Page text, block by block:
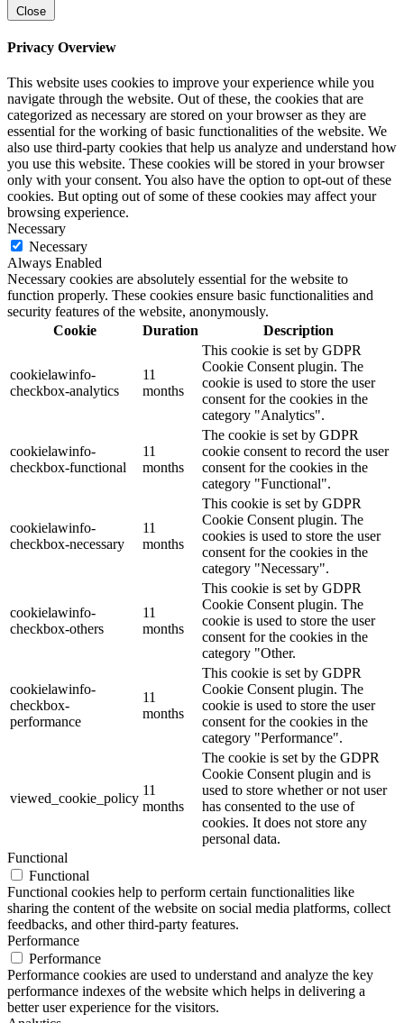
Close
Privacy Overview
This website uses cookies to improve your experience while you
navigate through the website. Out of these, the cookies that are
categorized as necessary are stored on your browser as they are
essential for the working of basic functionalities of the website. We
also use third-party cookies that help us analyze and understand how
you use this website. These cookies will be stored in your browser
only with your consent. You also have the option to opt-out of these
cookies. But opting out of some of these cookies may affect your
browsing experience.
Necessary
Necessary
Always Enabled
Necessary cookies are absolutely essential for the website to
function properly. These cookies ensure basic functionalities and
security features of the website, anonymously.
Cookie
Duration Description
cookielawinfo-
checkbox-analytics
11
months
This cookie is set by GDPR
Cookie Consent plugin. The
cookie is used to store the user
consent for the cookies in the
category "Analytics".
cookielawinfo-
checkbox-functional
11
months
The cookie is set by GDPR
cookie consent to record the user
consent for the cookies in the
category "Functional".
cookielawinfo-
checkbox-necessary
11
months
This cookie is set by GDPR
Cookie Consent plugin. The
cookies is used to store the user
consent for the cookies in the
category "Necessary".
cookielawinfo-
checkbox-others
11
months
This cookie is set by GDPR
Cookie Consent plugin. The
cookie is used to store the user
consent for the cookies in the
category "Other.
cookielawinfo-
checkbox-
performance
11
months
This cookie is set by GDPR
Cookie Consent plugin. The
cookie is used to store the user
consent for the cookies in the
category "Performance".
viewed_cookie_policy
11
months
The cookie is set by the GDPR
Cookie Consent plugin and is
used to store whether or not user
has consented to the use of
cookies. It does not store any
personal data.
Functional
Functional
Functional cookies help to perform certain functionalities like
sharing the content of the website on social media platforms, collect
feedbacks, and other third-party features.
Performance
Performance
Performance cookies are used to understand and analyze the key
performance indexes of the website which helps in delivering a
better user experience for the visitors.